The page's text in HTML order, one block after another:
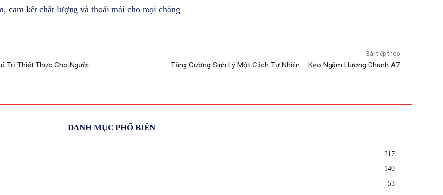
cam kết chất lượng và thoải mái cho mọi chàng
Trị Thiết Thực Cho Người
Bài tiếp theo
Tăng Cường Sinh Lý Một Cách Tự Nhiên – Kẹo Ngậm Hương Chanh A7
DANH MỤC PHỔ BIẾN
217
140
53